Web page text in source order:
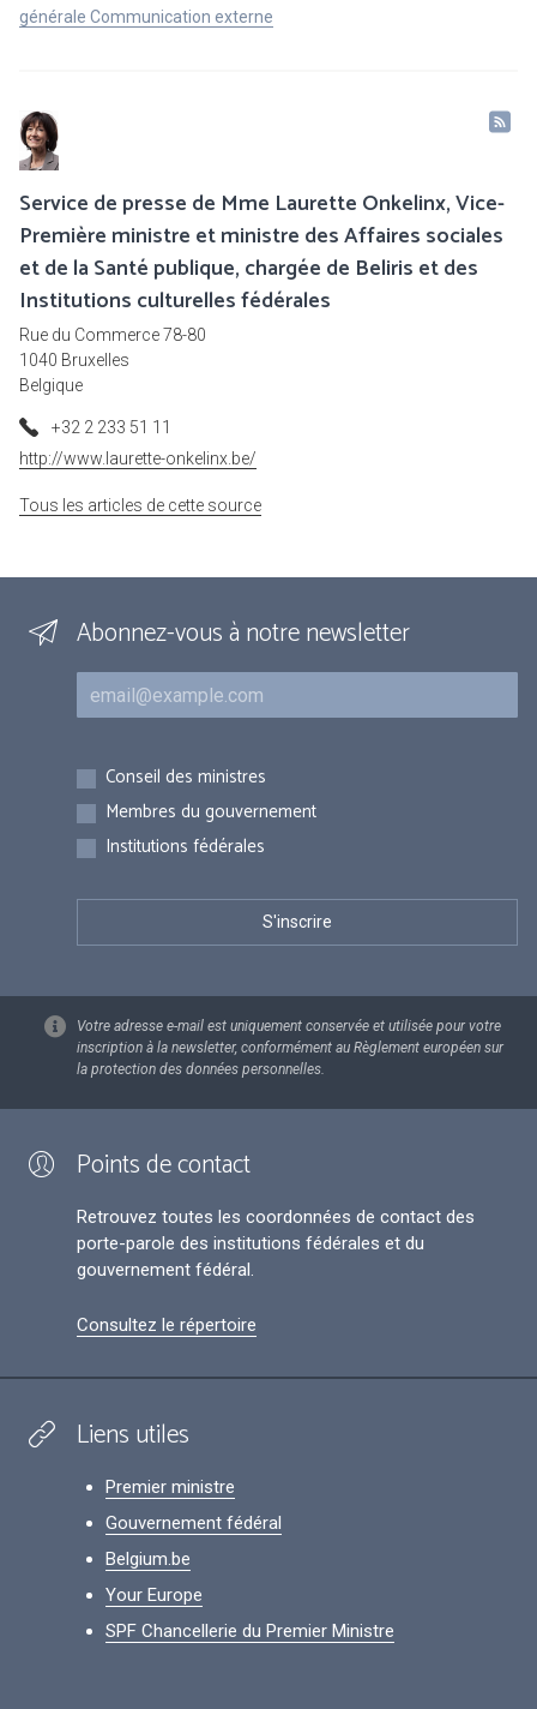
générale Communication externe
Service de presse de Mme Laurette Onkelinx, Vice-
Première ministre et ministre des Affaires sociales
et de la Santé publique, chargée de Beliris et des
Institutions culturelles fédérales
Rue du Commerce 78-80
1040 Bruxelles
Belgique
+32 2 233 51 11
http://www.laurette-onkelinx.be/
Tous les articles de cette source
Abonnez-vous à notre newsletter
Courriel
Inscriptions
Conseil des ministres
Membres du gouvernement
Institutions fédérales
Votre adresse e-mail est uniquement conservée et utilisée pour votre
inscription à la newsletter, conformément au Règlement européen sur
la protection des données personnelles.
Points de contact
Retrouvez toutes les coordonnées de contact des
porte-parole des institutions fédérales et du
gouvernement fédéral.
Consultez le répertoire
Liens utiles
Premier ministre
Gouvernement fédéral
Belgium.be
Your Europe
SPF Chancellerie du Premier Ministre